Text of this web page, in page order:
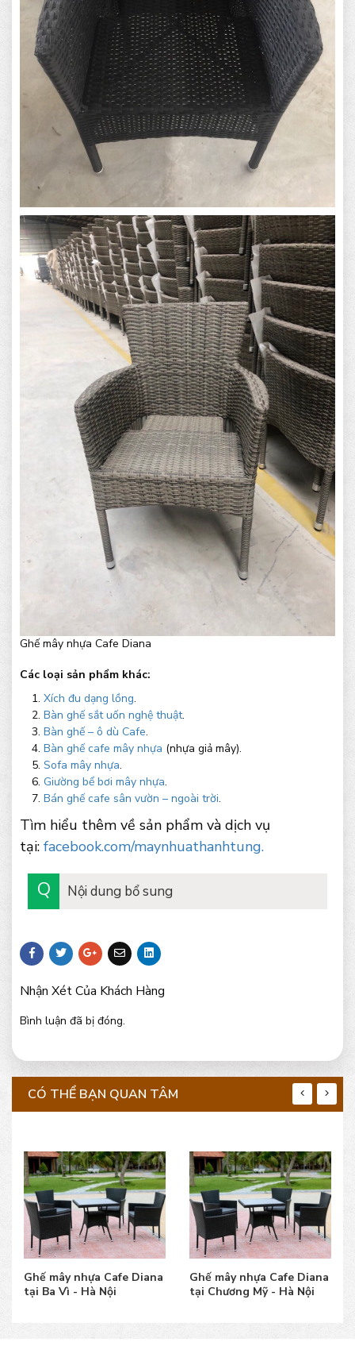
Ghế mây nhựa Cafe Diana
Các loại sản phẩm khác:
Xích đu dạng lồng.
Bàn ghế sắt uốn nghệ thuật.
Bàn ghế – ô dù Cafe.
Bàn ghế cafe mây nhựa (nhựa giả mây).
Sofa mây nhựa.
Giường bể bơi mây nhựa.
Bán ghế cafe sân vườn – ngoài trời.
Tìm hiểu thêm về sản phẩm và dịch vụ
tại: facebook.com/maynhuathanhtung.
Nội dung bổ sung
Nhận Xét Của Khách Hàng
Bình luận đã bị đóng.
CÓ THỂ BẠN QUAN TÂM
Ghế mây nhựa Cafe Diana
tại Ba Vì - Hà Nội
Ghế mây nhựa Cafe Diana
tại Chương Mỹ - Hà Nội